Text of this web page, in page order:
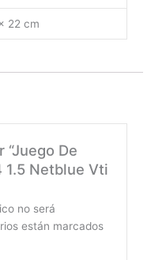
22 cm
De
1.5 Netblue Vti
no será
están marcados